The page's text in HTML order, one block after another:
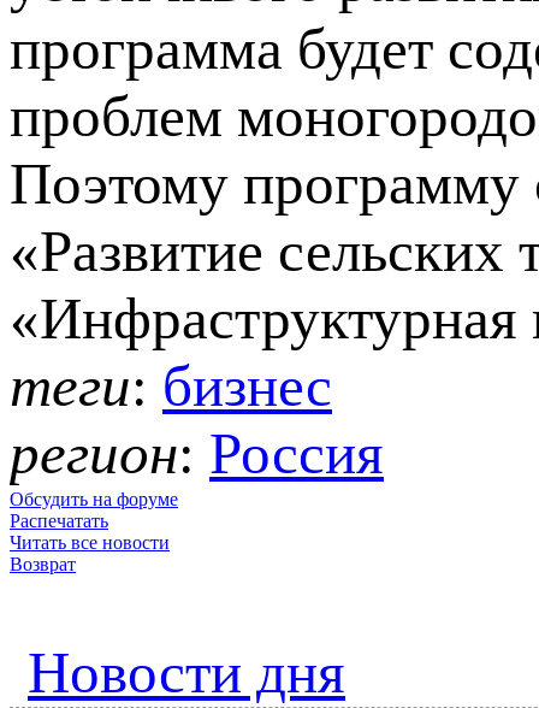
программа будет
проблем
Поэтому программу
«Развитие сельских
теги: бизнес
регион: Россия
Обсудить на форуме
Распечатать
Читать все новости
Возврат
Новости дня